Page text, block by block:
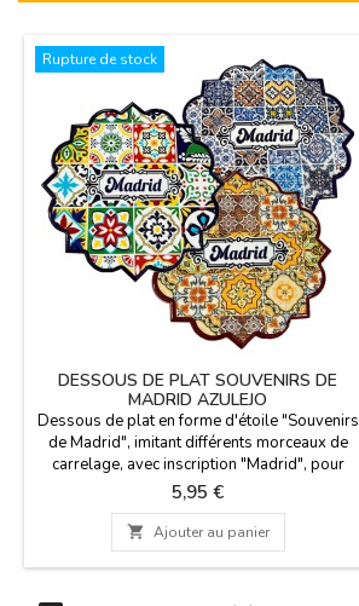
Rupture de stock
DESSOUS DE PLAT SOUVENIRS DE
MADRID AZULEJO
Dessous de plat en forme d'étoile "Souvenirs
de Madrid", imitant différents morceaux de
carrelage, avec inscription "Madrid", pour
dessus de table et pour plats chauds ou il
possède également un petit trou dans la
partie supérieure pour pouvoir l'accrocher
comme décoration. Le dos en liège est
présenté dans une boîte en carton pour le
Prix
5,95 €
 Ajouter au panier